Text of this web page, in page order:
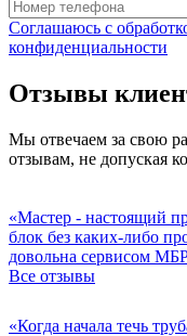
Соглашаюсь с
конфиденциальности
Отзывы
Мы отвечаем за свою
отзывам, не допуская
«Мастер - настоящий
блок без каких-либо
довольна сервисом
Все отзывы
«Когда начала течь